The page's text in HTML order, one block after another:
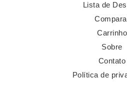
Lista de
Carrinho
Sobre
Contato
Política de